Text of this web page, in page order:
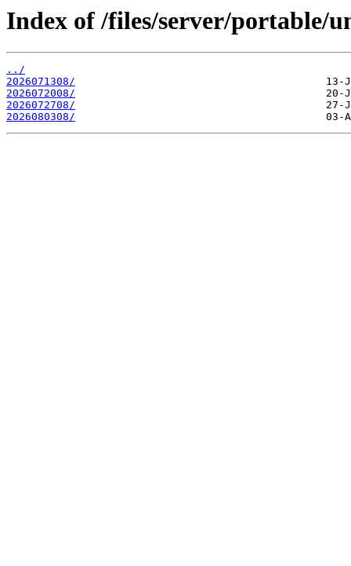
Index of /files/server/portable/
../
2026071308/
2026072008/
2026072708/
2026080308/